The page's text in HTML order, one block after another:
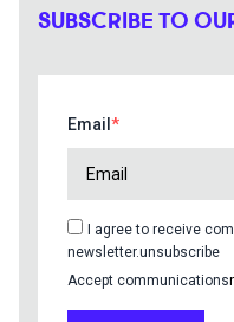
SUBSCRIBE TO
Email
I agree to receive
newsletter.unsubscribe
Accept communications